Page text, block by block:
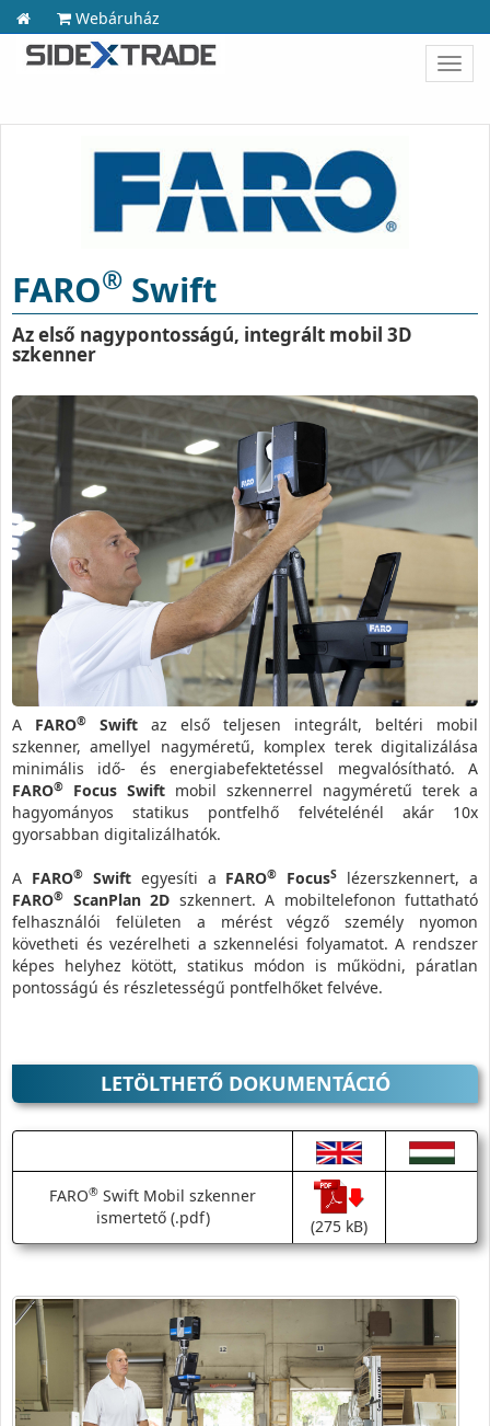
Webáruház
FARO® Swift
Az első nagypontosságú, integrált mobil 3D
szkenner
A FARO® Swift az első teljesen integrált, beltéri mobil
szkenner, amellyel nagyméretű, komplex terek digitalizálása
minimális idő- és energiabefektetéssel megvalósítható. A
FARO® Focus Swift mobil szkennerrel nagyméretű terek a
hagyományos statikus pontfelhő felvételénél akár 10x
gyorsabban digitalizálhatók.
A FARO®Swiftegyesíti a FARO® FocusS
lézerszkennert, a
FARO® ScanPlan 2D szkennert. A mobiltelefonon futtatható
felhasználói felületen a mérést végző személy nyomon
követheti és vezérelheti a szkennelési folyamatot. A rendszer
képes helyhez kötött, statikus módon is működni, páratlan
pontosságú és részletességű pontfelhőket felvéve.
LETÖLTHETŐ DOKUMENTÁCIÓ
FARO® Swift Mobil szkenner
ismertető (.pdf)
(275 kB)